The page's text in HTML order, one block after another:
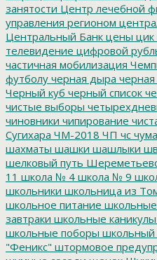
занятости Центр лечебной
управления регионом
Центральный Банк цены цик
телевидение цифровой
частичная мобилизация
футболу черная дыра черная
Черный куб черный список
чистые выборы
чиновники чипирование
Сугихара ЧМ-2018 ЧП чс чума
шахматы шашки шашлыки
шелковый путь
11 школа № 4 школа № 9
школьники школьница из
школьное питание
завтраки школьные каникулы
школьные поборы школьный
"Феникс" штормовое